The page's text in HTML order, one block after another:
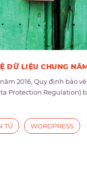
DỮ LIỆU CHUNG
2016, Quy định bảo
Protection Regulation)
TỬ WORDPRESS